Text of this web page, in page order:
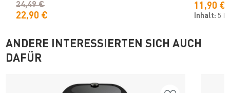
22,90 €
24,49 € 11,90 €
Inhalt: 5
ANDERE INTERESSIERTEN SICH AUCH
DAFÜR